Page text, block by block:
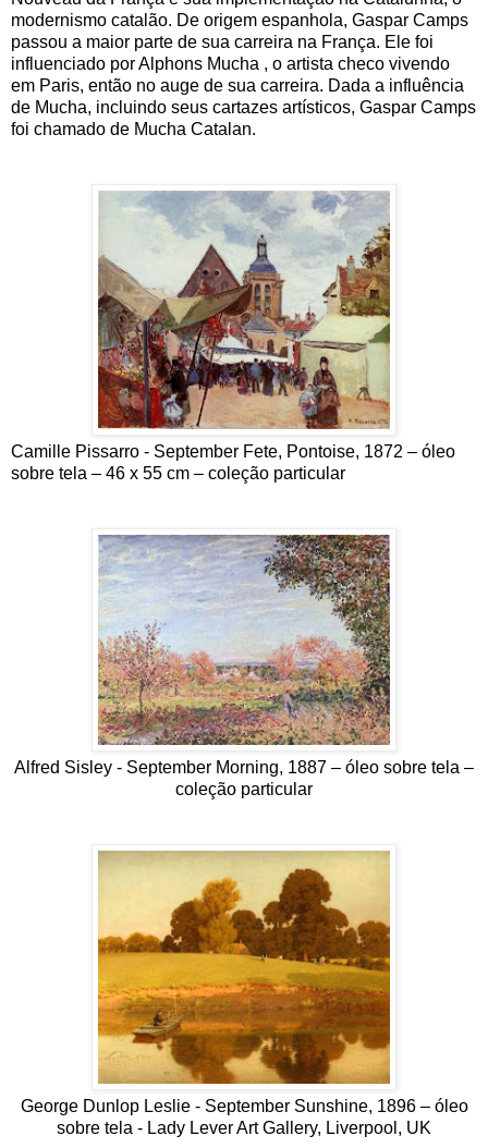
modernismo catalão. De origem espanhola, Gaspar Camps
passou a maior parte de sua carreira na França. Ele foi
influenciado por Alphons Mucha , o artista checo vivendo
em Paris, então no auge de sua carreira. Dada a influência
de Mucha, incluindo seus cartazes artísticos, Gaspar Camps
foi chamado de Mucha Catalan.
Camille Pissarro - September Fete, Pontoise, 1872 – óleo
sobre tela – 46 x 55 cm – coleção particular
Alfred Sisley - September Morning, 1887 – óleo sobre tela –
coleção particular
George Dunlop Leslie - September Sunshine, 1896 – óleo
sobre tela - Lady Lever Art Gallery, Liverpool, UK